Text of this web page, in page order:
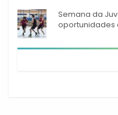
Semana da
oportunidades